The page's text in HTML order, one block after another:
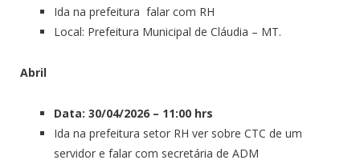
Ida na prefeitura falar com RH
Local: Prefeitura Municipal de Cláudia – MT.
Abril
Data: 30/04/2026 – 11:00 hrs
Ida na prefeitura setor RH ver sobre CTC de um
servidor e falar com secretária de ADM